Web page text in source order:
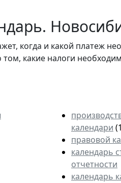
когда и какой платеж
какие налоги
календари
правовой
календарь
отчетности
календарь